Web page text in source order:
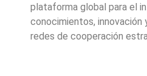
plataforma global para el
conocimientos,
redes de cooperación